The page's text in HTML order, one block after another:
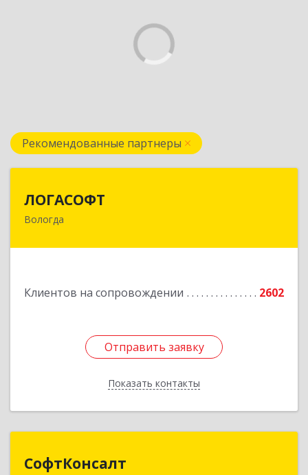
Рекомендованные партнеры
ЛОГАСОФТ
Вологда
Клиентов на сопровождении 2602
Отправить заявку
Показать контакты
160002, Вологодская обл, Вологда г, Гагарина
Отправить заявку
Назад
СофтКонсалт